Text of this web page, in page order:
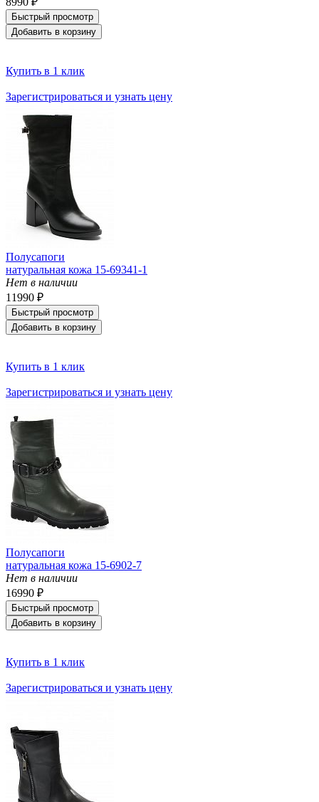
Быстрый просмотр
Добавить в корзину
Купить в 1 клик
Зарегистрироваться и узнать цену
Полусапоги
натуральная кожа 15-69341-1
Нет в наличии
11990 ₽
Быстрый просмотр
Добавить в корзину
Купить в 1 клик
Зарегистрироваться и узнать цену
Полусапоги
натуральная кожа 15-6902-7
Нет в наличии
16990 ₽
Быстрый просмотр
Добавить в корзину
Купить в 1 клик
Зарегистрироваться и узнать цену